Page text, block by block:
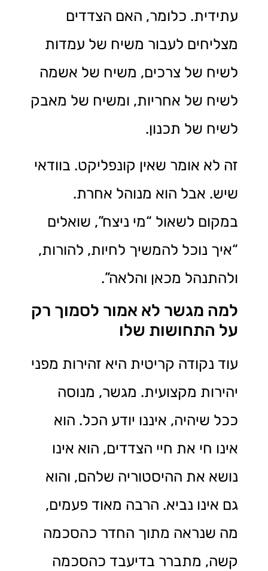
עתידית. כלומר, האם הצדדים
מצליחים לעבור משיח של עמדות
לשיח של צרכים, משיח של אשמה
לשיח של אחריות, ומשיח של מאבק
לשיח של תכנון.
זה לא אומר שאין קונפליקט. בוודאי
שיש. אבל הוא מנוהל אחרת.
במקום לשאול “מי ניצח”, שואלים
“איך נוכל להמשיך לחיות, להורות,
ולהתנהל מכאן והלאה”.
למה מגשר לא אמור לסמוך רק
על התחושות שלו
עוד נקודה קריטית היא זהירות מפני
יהירות מקצועית. מגשר, מנוסה
ככל שיהיה, איננו יודע הכל. הוא
אינו חי את חיי הצדדים, הוא אינו
נושא את ההיסטוריה שלהם, והוא
גם אינו נביא. הרבה מאוד פעמים,
מה שנראה מתוך החדר כהסכמה
קשה, מתברר בדיעבד כהסכמה